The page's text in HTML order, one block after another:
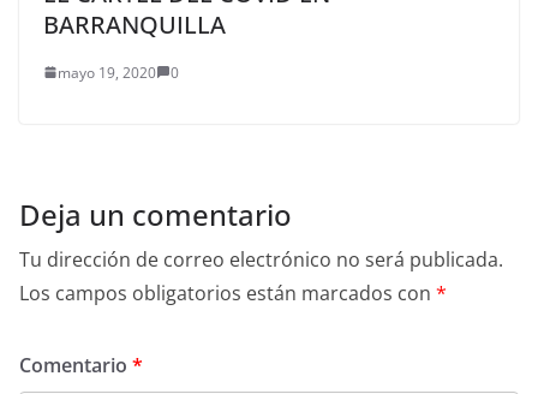
BARRANQUILLA
mayo 19, 2020 0
Deja un comentario
Tu dirección de correo electrónico no será publicada.
Los campos obligatorios están marcados con *
Comentario *